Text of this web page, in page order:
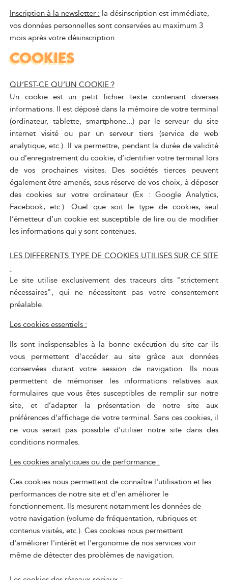
Inscription à la newsletter :la désinscription est immédiate,
vos données personnelles sont conservées au maximum 3
mois après votre désinscription.
COOKIES
QU’EST-CE QU’UN COOKIE ?
Un cookie est un petit fichier texte contenant diverses
informations. Il est déposé dans la mémoire de votre terminal
(ordinateur, tablette, smartphone...) par le serveur du site
internet visité ou par un serveur tiers (service de web
analytique, etc.). Il va permettre, pendant la durée de validité
ou d’enregistrement du cookie, d’identifier votre terminal lors
de vos prochaines visites. Des sociétés tierces peuvent
également être amenés, sous réserve de vos choix, à déposer
des cookies sur votre ordinateur (Ex : Google Analytics,
Facebook, etc.). Quel que soit le type de cookies, seul
l’émetteur d’un cookie est susceptible de lire ou de modifier
les informations qui y sont contenues.
LES DIFFERENTS TYPE DE COOKIES UTILISES SUR CE SITE
:
Le site utilise exclusivement des traceurs dits "strictement
nécessaires", qui ne nécessitent pas votre consentement
préalable.
Les cookies essentiels :
Ils sont indispensables à la bonne exécution du site car ils
vous permettent d'accéder au site grâce aux données
conservées durant votre session de navigation. Ils nous
permettent de mémoriser les informations relatives aux
formulaires que vous êtes susceptibles de remplir sur notre
site, et d’adapter la présentation de notre site aux
préférences d’affichage de votre terminal. Sans ces cookies, il
ne vous serait pas possible d'utiliser notre site dans des
conditions normales.
Les cookies analytiques ou de performance :
Ces cookies nous permettent de connaître l'utilisation et les
performances de notre site et d'en améliorer le
fonctionnement. Ils mesurent notamment les données de
votre navigation (volume de fréquentation, rubriques et
contenus visités, etc.). Ces cookies nous permettent
d'améliorer l'intérêt et l'ergonomie de nos services voir
même de détecter des problèmes de navigation.